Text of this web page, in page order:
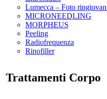
Lumecca – Foto
MICRONEEDLING
MORPHEUS
Peeling
Radiofrequenza
Rinofiller
Trattamenti Corpo